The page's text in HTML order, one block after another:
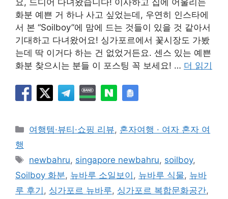
화분 예쁜 거 하나 사고 싶었는데, 우연히 인스타에
서 본 “Soilboy”에 맘에 드는 것들이 있을 것 같아서
기대하고 다녀왔어요! 싱가포르에서 꽃시장도 가봤
는데 딱 이거다 하는 건 없었거든요. 센스 있는 예쁜
화분 찾으시는 분들 이 포스팅 꼭 보세요! … 더 읽기
카
리
여행템·뷰티·쇼핑 리뷰, 혼자여행 · 여자 혼자 여
행
태
그
newbahru, singapore newbahru, soilboy,
Soilboy 화분, 뉴바루 소일보이 , 뉴바루 식물, 뉴바
루 후기 , 싱가포르 뉴바루, 싱가포르 복합문화공간,